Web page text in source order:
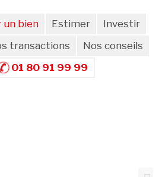
un bien Estimer
Investir
transactions
Nos conseils
01 80 91 99 99